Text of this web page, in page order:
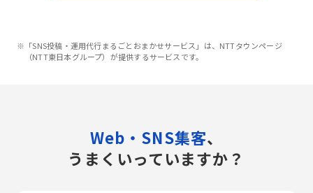
※「SNS投稿・運用代行まるごとおまかせサービス」は、NTTタウンページ
（NTT東日本グループ）が提供するサービスです。
Web・SNS集客、
うまくいっていますか？